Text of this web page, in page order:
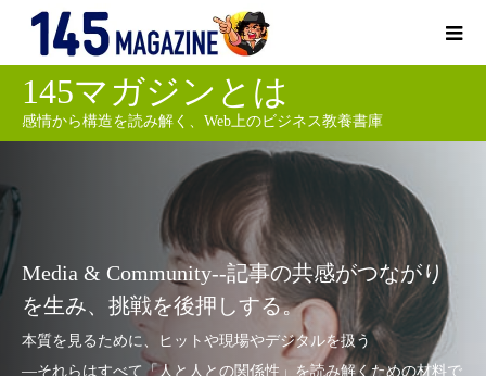
145マガジンとは
感情から構造を読み解く、Web上のビジネス教養書庫
Media & Community--記事の共感がつながり
を生み、挑戦を後押しする。
本質を見るために、ヒットや現場やデジタルを扱う
―それらはすべて「人と人との関係性」を読み解くための材料で